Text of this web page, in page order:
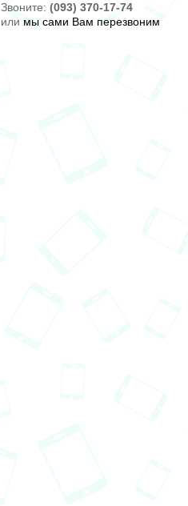
Звоните: (093) 370-17-74
или мы сами Вам перезвоним